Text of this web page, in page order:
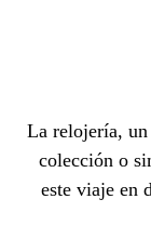
La relojería, un
colección o
este viaje en